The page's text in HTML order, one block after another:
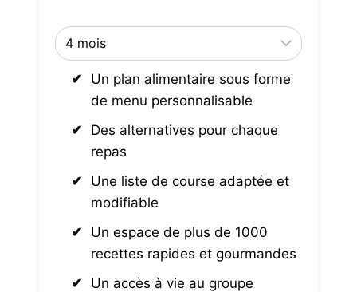
Un plan alimentaire sous forme
de menu personnalisable
Des alternatives pour chaque
repas
Une liste de course adaptée et
modifiable
Un espace de plus de 1000
recettes rapides et gourmandes
Un accès à vie au groupe